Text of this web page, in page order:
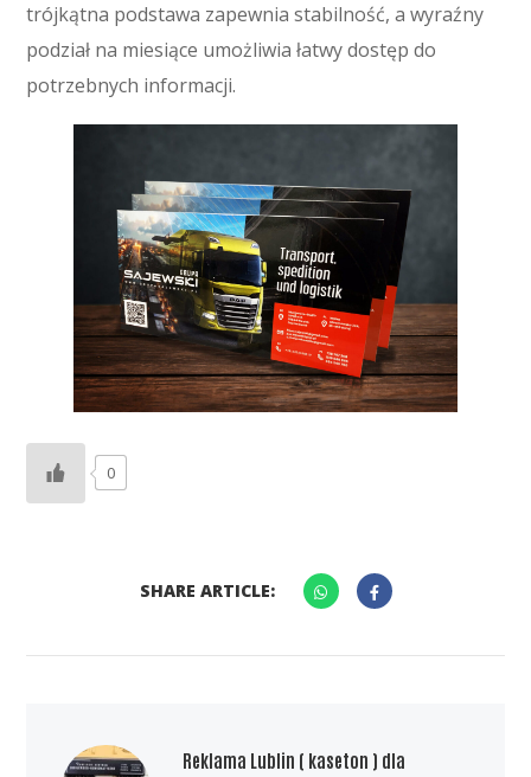
trójkątna podstawa zapewnia stabilność, a wyraźny
podział na miesiące umożliwia łatwy dostęp do
potrzebnych informacji.
0
SHARE ARTICLE:
Reklama Lublin ( kaseton ) dla